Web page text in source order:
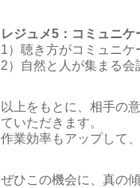
レジュメ5：コミュニ
1）聴き方がコミュニ
2）自然と人が集まる会
以上をもとに、相手の
ていただきます。
作業効率もアップして
ぜひこの機会に、真の